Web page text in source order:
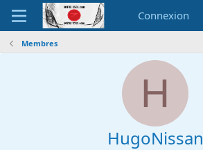
Connexion
Membres
H
HugoNissan